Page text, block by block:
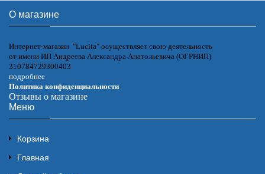
О магазине
Интернет-магазин "Lucita" осуществляет свою деятельность
от имени ИП Андреева Александра Анатольевича (ОГРНИП)
310784729300403
подробнее
Политика конфиденциальности
Отзывы о магазине
Меню
Корзина
Главная